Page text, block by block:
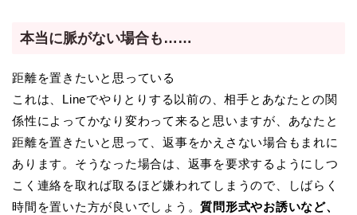
本当に脈がない場合も……
距離を置きたいと思っている
これは、Lineでやりとりする以前の、相手とあなたとの関
係性によってかなり変わって来ると思いますが、あなたと
距離を置きたいと思って、返事をかえさない場合もまれに
あります。そうなった場合は、返事を要求するようにしつ
こく連絡を取れば取るほど嫌われてしまうので、しばらく
時間を置いた方が良いでしょう。質問形式やお誘いなど、